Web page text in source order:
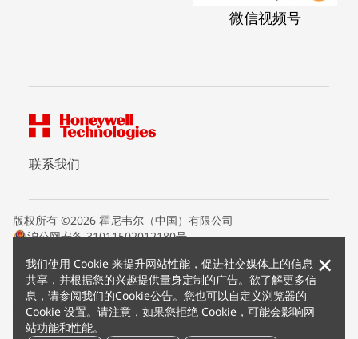
我们使用 Cookie 来提升网站性能，促进社交媒体上的信息
共享，并根据您的兴趣提供量身定制的广告。欲了解更多信
息，请参阅我们的Cookie公告。您也可以自定义浏览器的
Cookie 设置。请注意，如果您拒绝 Cookie，可能会影响网
站功能和性能。
×
微信视频号
联系我们
版权所有 ©2026 霍尼韦尔（中国）有限公司
沪公网安备 31011502012180号
条款条约
隐私声明
您的隐私选项
霍尼韦尔科技Cookie通知
退订